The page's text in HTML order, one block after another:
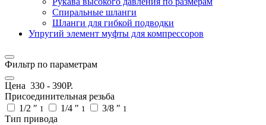
Спиральные шланги
Шланги для гибкой подводки
Упругий элемент муфты для компрессоров
Фильтр по параметрам
Цена 330 - 390Р.
Присоединительная резьба
1/2 ″ 1 1/4 ″ 1 3/8 ″ 1
Тип привода